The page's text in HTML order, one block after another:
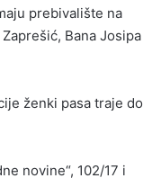
prebivalište na
Bana Josipa
ženki pasa traje do
novine“, 102/17 i